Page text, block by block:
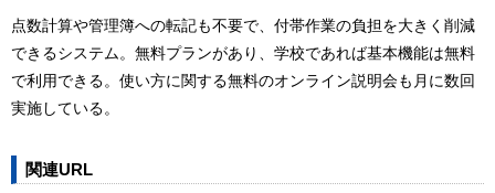
点数計算や管理簿への転記も不要で、付帯作業の負担を大きく削減
できるシステム。無料プランがあり、学校であれば基本機能は無料
で利用できる。使い方に関する無料のオンライン説明会も月に数回
実施している。
関連URL